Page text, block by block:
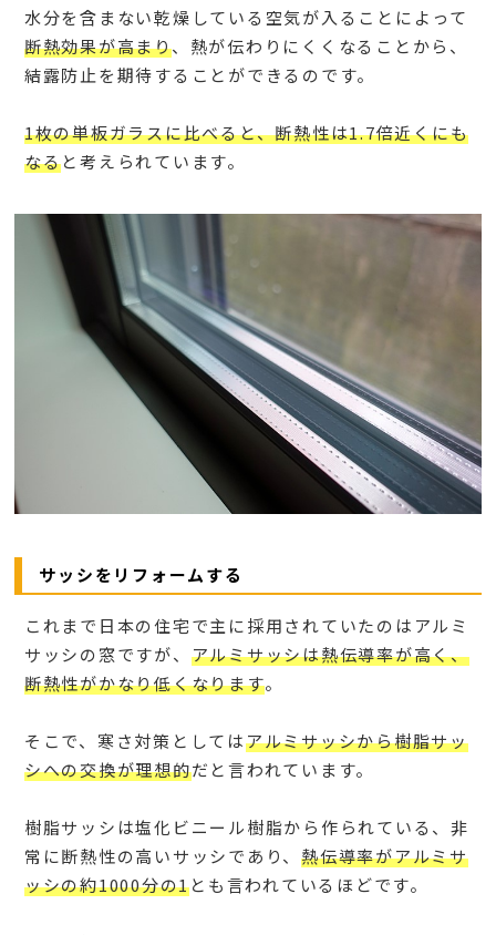
水分を含まない乾燥している空気が入ることによって
断熱効果が高まり、熱が伝わりにくくなることから、
結露防止を期待することができるのです。
1枚の単板ガラスに比べると、断熱性は1.7倍近くにも
なると考えられています。
サッシをリフォームする
これまで日本の住宅で主に採用されていたのはアルミ
サッシの窓ですが、 アルミサッシは熱伝導率が高く、
断熱性がかなり低くなります。
そこで、寒さ対策としてはアルミサッシから樹脂サッ
シへの交換が理想的だと言われています。
樹脂サッシは塩化ビニール樹脂から作られている、非
常に断熱性の高いサッシであり、熱伝導率がアルミサ
ッシの約1000分の1とも言われているほどです。